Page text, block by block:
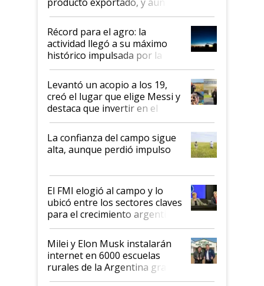
el agro aportó casi seis de cada
diez dólares y sostuvo el
liderazgo en un semestre
récord
Récord para el agro: la
actividad llegó a su máximo
histórico impulsada por la
cosecha y las exportaciones
Levantó un acopio a los 19,
creó el lugar que elige Messi y
destaca que invertir en el
kirchnerismo era como "darle
plata a un hijo para droga":
Juan Félix Rossetti, el libertario
que de una dura crisis salió
de Milei
La confianza del campo sigue
alta, aunque perdió impulso
El FMI elogió al campo y lo
ubicó entre los sectores claves
para el crecimiento argentino
Milei y Elon Musk instalarán
internet en 6000 escuelas
rurales de la Argentina gracias
a un acuerdo con Starlink